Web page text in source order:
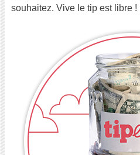
souhaitez. Vive le tip est libre !